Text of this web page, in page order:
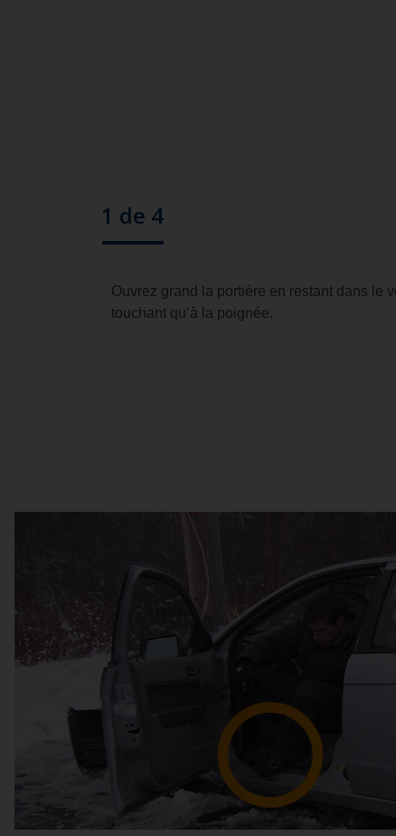
Étape
1 de 4
Ouvrez grand la portière en restant dans le
touchant qu’à la poignée.